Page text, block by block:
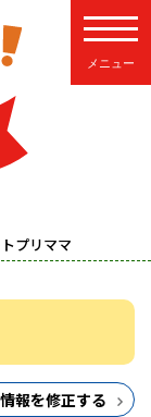
プリママ
報を修正する